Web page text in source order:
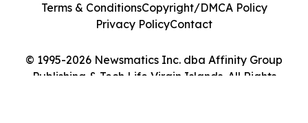
© 1995-2026 Newsmatics Inc. dba Affinity Group
Publishing & Tech Life Virgin Islands. All Rights
Terms & ConditionsCopyright/DMCA Policy
Privacy PolicyContact